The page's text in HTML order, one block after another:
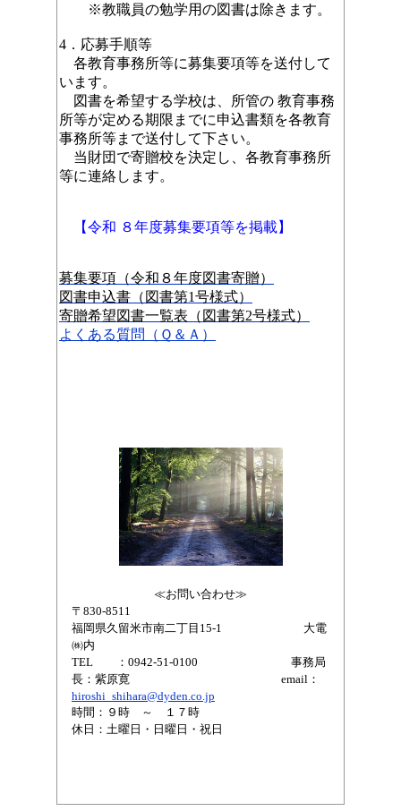
※教職員の勉学用の図書は除きます。
4．応募手順等
各教育事務所等に募集要項等を送付して
います。
図書を希望する学校は、所管の 教育事務
所等が定める期限までに申込書類を各教育
事務所等まで送付して下さい。
当財団で寄贈校を決定し、各教育事務所
等に連絡します。
【令和 ８年度募集要項等を掲載】
募集要項（令和８年度図書寄贈）
図書申込書（図書第1号様式）
寄贈希望図書一覧表（図書第2号様式）
よくある質問（Ｑ＆Ａ）
≪お問い合わせ≫
〒830-8511
福岡県久留米市南二丁目15-1 大電
㈱内
TEL ：0942-51-0100 事務局
長：紫原寛
email：
hiroshi_shihara@dyden.co.jp
時間：９時 ～ １７時
休日：土曜日・日曜日・祝日